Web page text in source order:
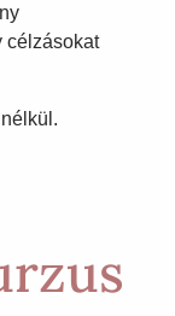
célzásokat